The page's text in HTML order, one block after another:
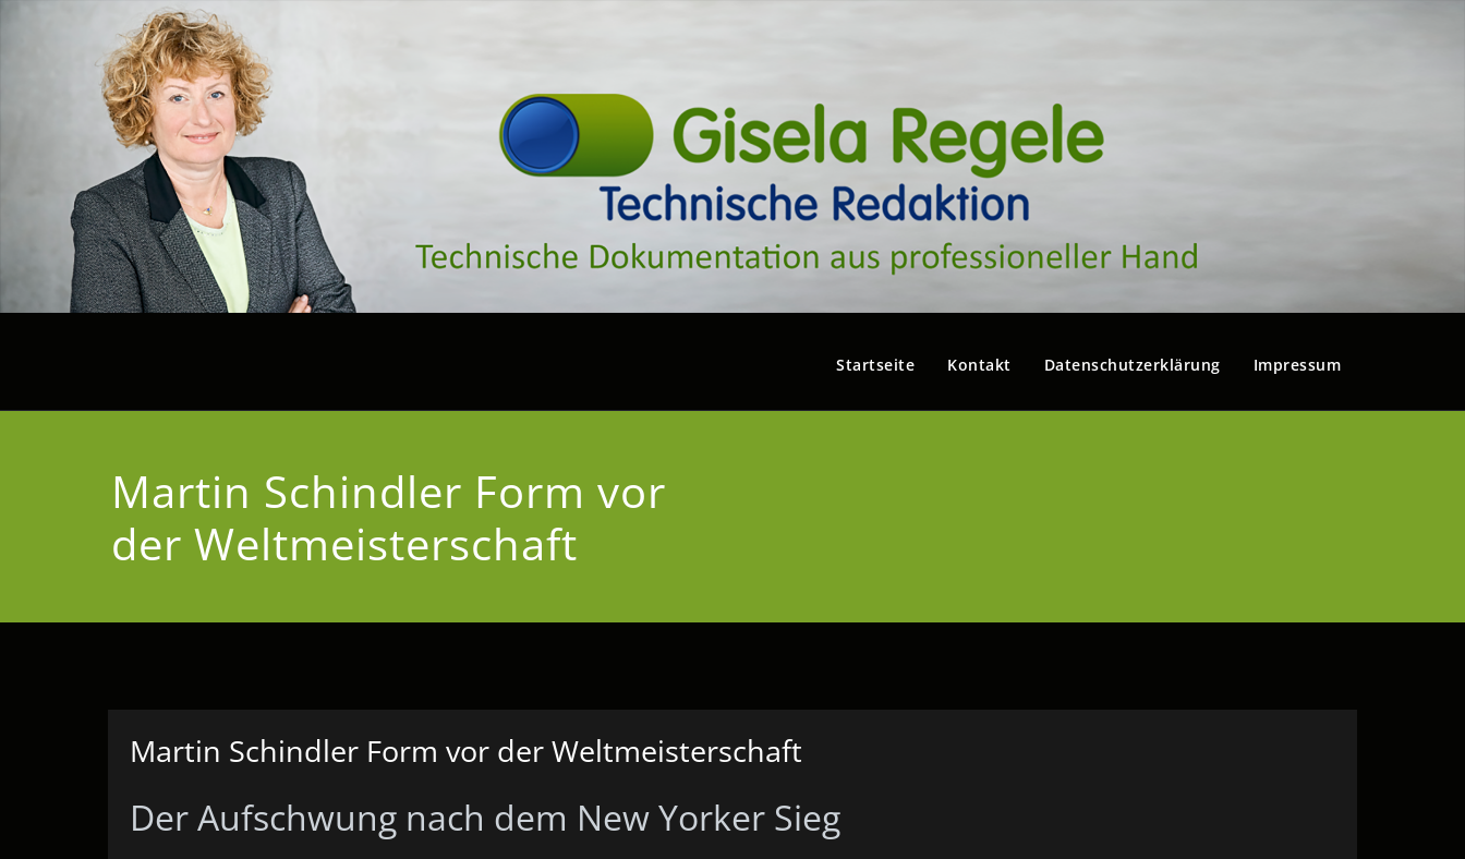
Startseite Kontakt Datenschutzerklärung Impressum
Martin Schindler Form vor
der Weltmeisterschaft
Martin Schindler Form vor der Weltmeisterschaft
Der Aufschwung nach dem New Yorker Sieg